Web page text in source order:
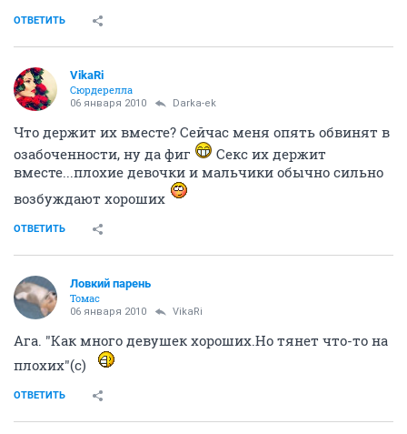
ОТВЕТИТЬ
VikaRi
Сюрдерелла
06 января 2010 Darka-ek
Что держит их вместе? Сейчас меня опять обвинят в
озабоченности, ну да фиг
Секс их держит
вместе...плохие девочки и мальчики обычно сильно
возбуждают хороших
ОТВЕТИТЬ
Ловкий парень
Томас
06 января 2010 VikaRi
Ага. "Как много девушек хороших.Но тянет что-то на
плохих"(с)
ОТВЕТИТЬ